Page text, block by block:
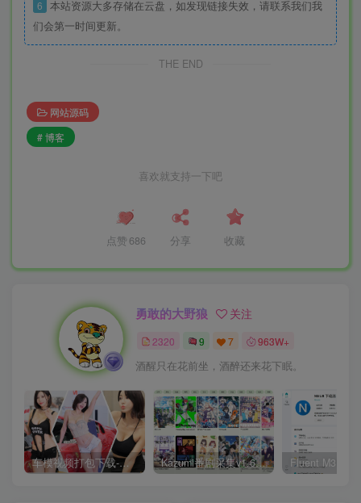
6 本站资源大多存储在云盘，如发现链接失效，请联系我们我
们会第一时间更新。
THE END
网站源码
# 博客
喜欢就支持一下吧
点赞 686 分享 收藏
勇敢的大野狼 关注
2320 9 7 963W+
酒醒只在花前坐，酒醉还来花下眠。
车模视频打包下载-高清无水印版 Kazumi番剧采集v1.6.9：支持自定义规则+在线观看+弹幕，跨平台下载